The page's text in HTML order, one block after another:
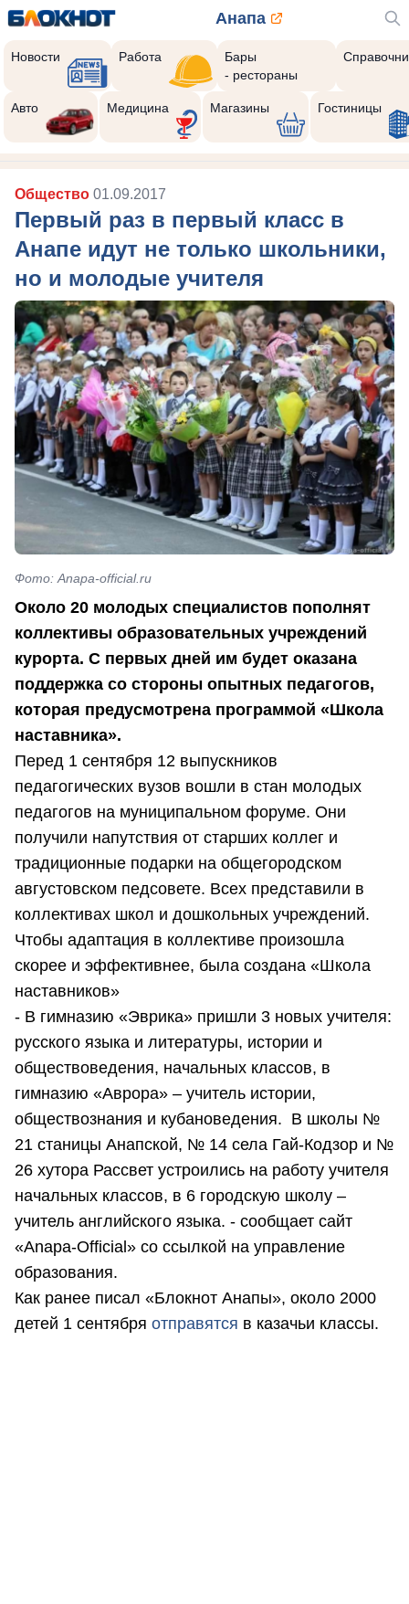
Анапа
Новости Работа
Бары
- рестораны
Авто Медицина Магазины Гостиницы
Общество 01.09.2017
Первый раз в первый класс в
Анапе идут не только школьники,
но и молодые учителя
Фото: Anapa-official.ru
Около 20 молодых специалистов пополнят
коллективы образовательных учреждений
курорта. С первых дней им будет оказана
поддержка со стороны опытных педагогов,
которая предусмотрена программой «Школа
наставника».
Перед 1 сентября 12 выпускников
педагогических вузов вошли в стан молодых
педагогов на муниципальном форуме. Они
получили напутствия от старших коллег и
традиционные подарки на общегородском
августовском педсовете. Всех представили в
коллективах школ и дошкольных учреждений.
Чтобы адаптация в коллективе произошла
скорее и эффективнее, была создана «Школа
наставников»
- В гимназию «Эврика» пришли 3 новых учителя:
русского языка и литературы, истории и
обществоведения, начальных классов, в
гимназию «Аврора» – учитель истории,
обществознания и кубановедения. В школы №
21 станицы Анапской, № 14 села Гай-Кодзор и №
26 хутора Рассвет устроились на работу учителя
начальных классов, в 6 городскую школу –
учитель английского языка. - сообщает сайт
«Anapa-Official» со ссылкой на управление
образования.
Как ранее писал «Блокнот Анапы», около 2000
детей 1 сентября отправятся в казачьи классы.